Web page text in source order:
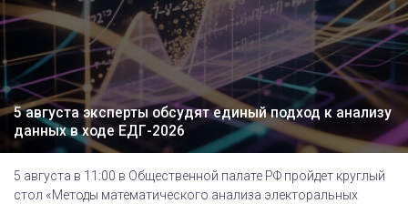
5 августа эксперты обсудят единый подход к анализу
данных в ходе ЕДГ-2026
5 августа в 11:00 в Общественной палате РФ пройдет круглый
стол «Методы математического анализа электоральных